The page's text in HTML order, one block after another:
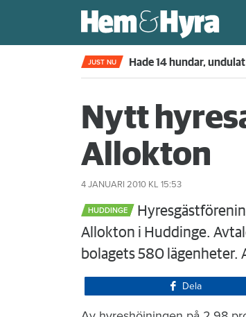
JUST NU Kompisdealen blev
Nytt
Allokton
4 JANUARI 2010 KL 15:53
HUDDINGE
Allokton i Huddinge.
bolagets 580 lägenheter.
Dela